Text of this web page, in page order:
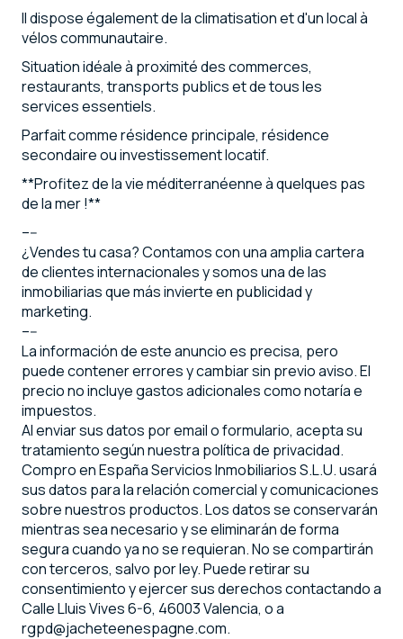
Il dispose également de la climatisation et d'un local à
vélos communautaire.
Situation idéale à proximité des commerces,
restaurants, transports publics et de tous les
services essentiels.
Parfait comme résidence principale, résidence
secondaire ou investissement locatif.
**Profitez de la vie méditerranéenne à quelques pas
de la mer !**
–--
¿Vendes tu casa? Contamos con una amplia cartera
de clientes internacionales y somos una de las
inmobiliarias que más invierte en publicidad y
marketing.
–--
La información de este anuncio es precisa, pero
puede contener errores y cambiar sin previo aviso. El
precio no incluye gastos adicionales como notaría e
impuestos.
Al enviar sus datos por email o formulario, acepta su
tratamiento según nuestra política de privacidad.
Compro en España Servicios Inmobiliarios S.L.U. usará
sus datos para la relación comercial y comunicaciones
sobre nuestros productos. Los datos se conservarán
mientras sea necesario y se eliminarán de forma
segura cuando ya no se requieran. No se compartirán
con terceros, salvo por ley. Puede retirar su
consentimiento y ejercer sus derechos contactando a
Calle Lluis Vives 6-6, 46003 Valencia, o a
rgpd@jacheteenespagne.com.